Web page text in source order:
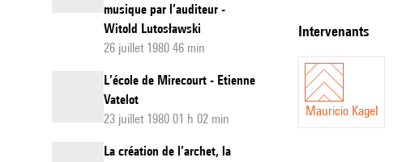
musique par l’auditeur -
Witold Lutosławski
26 juillet 1980 46 min
L’école de Mirecourt - Etienne
Vatelot
23 juillet 1980 01 h 02 min
La création de l’archet, la
intervenants
Mauricio Kagel